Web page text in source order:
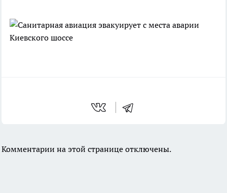
Комментарии на этой странице отключены.